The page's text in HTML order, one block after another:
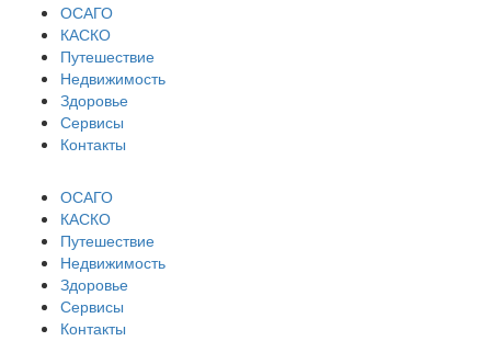
ОСАГО
КАСКО
Путешествие
Недвижимость
Здоровье
Сервисы
Контакты
ОСАГО
КАСКО
Путешествие
Недвижимость
Здоровье
Сервисы
Контакты